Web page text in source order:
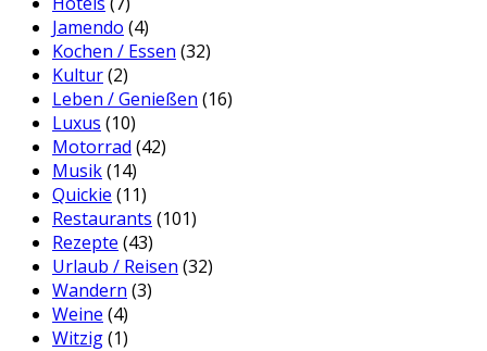
Jamendo (4)
Kochen / Essen (32)
Kultur(2)
Leben / Genießen (16)
Luxus (10)
Motorrad (42)
Musik(14)
Quickie (11)
Restaurants (101)
Rezepte (43)
Urlaub / Reisen (32)
Wandern (3)
Weine (4)
Witzig(1)